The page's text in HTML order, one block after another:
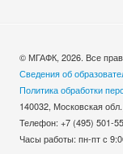
© МГАФК, 2026. Все
Сведения об
Политика обработки
140032, Московская
Телефон: +7 (495)
Часы работы: пн-пт с